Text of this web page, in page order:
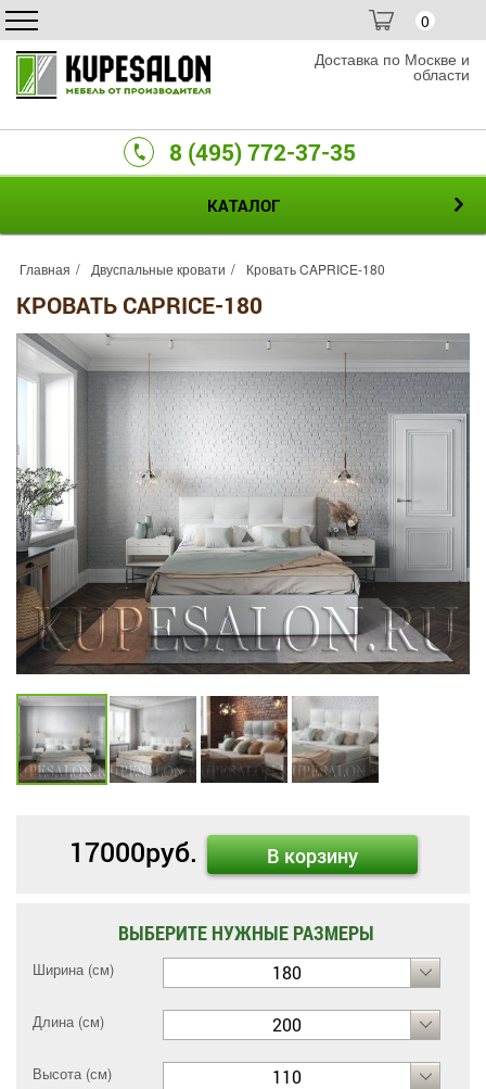
0
Доставка по Москве и
области
8 (495) 772-37-35
КАТАЛОГ
Главная Двуспальные кровати Кровать CAPRICE-180
КРОВАТЬ CAPRICE-180
17000руб. В корзину
ВЫБЕРИТЕ НУЖНЫЕ РАЗМЕРЫ
Ширина (см) 180
Длина (см) 200
Высота (см) 110